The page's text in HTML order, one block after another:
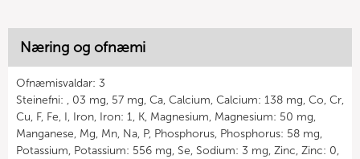
Næring og ofnæmi
Ofnæmisvaldar: 3
Steinefni: , 03 mg, 57 mg, Ca, Calcium, Calcium: 138 mg, Co, Cr,
Cu, F, Fe, I, Iron, Iron: 1, K, Magnesium, Magnesium: 50 mg,
Manganese, Mg, Mn, Na, P, Phosphorus, Phosphorus: 58 mg,
Potassium, Potassium: 556 mg, Se, Sodium: 3 mg, Zinc, Zinc: 0,